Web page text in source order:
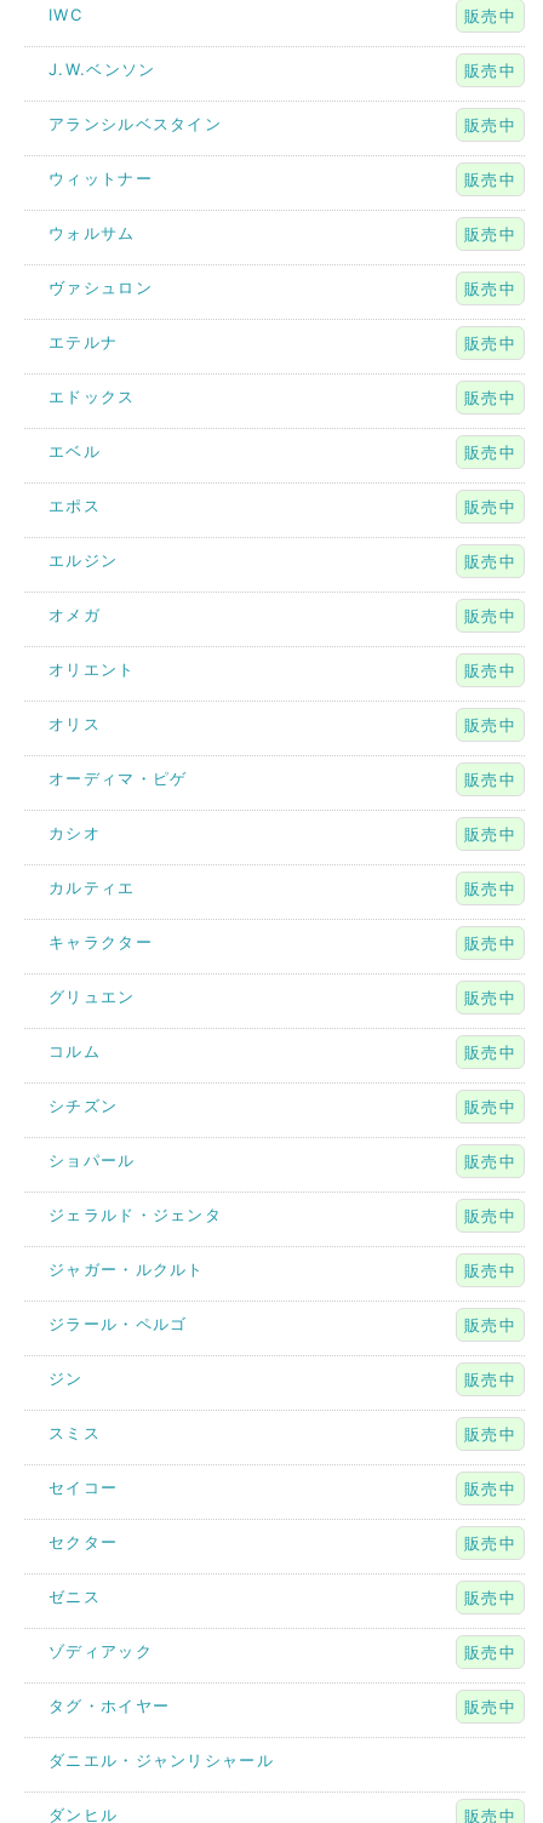
IWC 販売中
J.W.ベンソン 販売中
アランシルベスタイン 販売中
ウィットナー 販売中
ウォルサム 販売中
ヴァシュロン 販売中
エテルナ 販売中
エドックス 販売中
エベル 販売中
エポス 販売中
エルジン 販売中
オメガ 販売中
オリエント 販売中
オリス 販売中
オーディマ・ピゲ 販売中
カシオ 販売中
カルティエ 販売中
キャラクター 販売中
グリュエン 販売中
コルム 販売中
シチズン 販売中
ショパール 販売中
ジェラルド・ジェンタ 販売中
ジャガー・ルクルト 販売中
ジラール・ペルゴ 販売中
ジン 販売中
スミス 販売中
セイコー 販売中
セクター 販売中
ゼニス 販売中
ゾディアック 販売中
タグ・ホイヤー 販売中
ダニエル・ジャンリシャール
ダンヒル 販売中